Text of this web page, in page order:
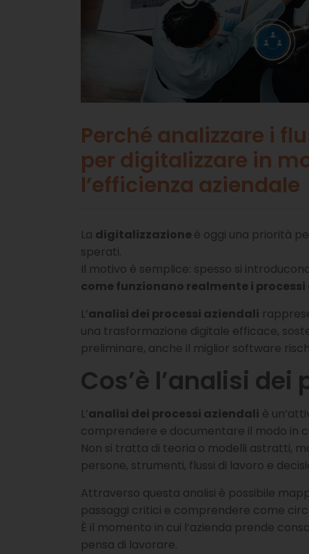
Perché analizzare i
per digitalizzare in
l’efficienza aziendale
La digitalizzazione è oggi una priorità
sperati.
Il motivo è semplice: spesso si
come funzionano realmente i
L’analisi dei processi aziendali
una trasformazione digitale efficace,
preliminare, anche il miglior software
Cos’è l’analisi
L’analisi dei processi aziendali è
comprendere e documentare il modo in
Non si tratta di teoria o modelli astratti,
persone, strumenti, flussi di lavoro e
Attraverso questa analisi è possibile
passaggi critici e comprendere come
È il momento in cui l’azienda prende
pensa di lavorare.